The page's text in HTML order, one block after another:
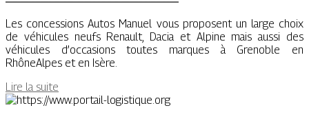
Les concessions Autos Manuel vous proposent un large choix
de véhicules neufs Renault, Dacia et Alpine mais aussi des
véhicules d’occasions toutes marques à Grenoble en
RhôneAlpes et en Isère.
Lire la suite